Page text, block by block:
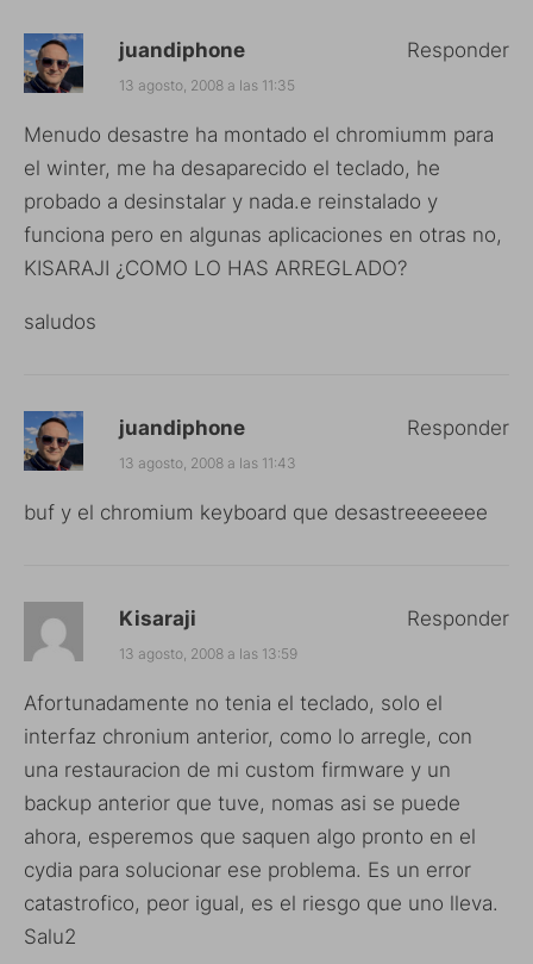
juandiphone
13 agosto, 2008 a las 11:35
Menudo desastre ha montado el chromiumm para
el winter, me ha desaparecido el teclado, he
probado a desinstalar y nada.e reinstalado y
funciona pero en algunas aplicaciones en otras no,
KISARAJI ¿COMO LO HAS ARREGLADO?
saludos
Responder
juandiphone
13 agosto, 2008 a las 11:43
buf y el chromium keyboard que desastreeeeeee
Responder
Kisaraji
13 agosto, 2008 a las 13:59
Afortunadamente no tenia el teclado, solo el
interfaz chronium anterior, como lo arregle, con
una restauracion de mi custom firmware y un
backup anterior que tuve, nomas asi se puede
ahora, esperemos que saquen algo pronto en el
cydia para solucionar ese problema. Es un error
catastrofico, peor igual, es el riesgo que uno lleva.
Salu2
Responder